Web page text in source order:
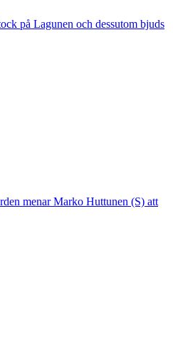
på Lagunen och dessutom bjuds
menar Marko Huttunen (S) att